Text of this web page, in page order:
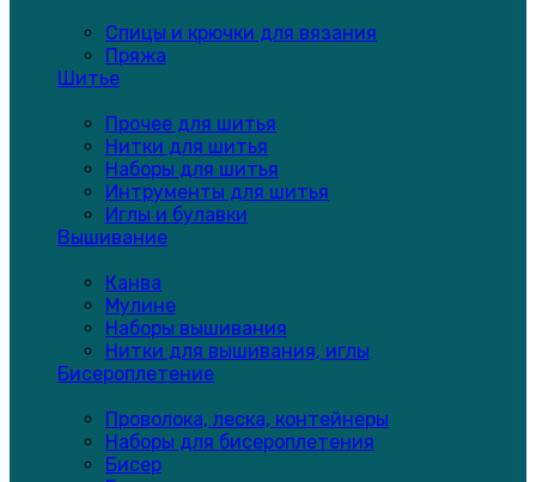
Спицы и крючки для вязания
Пряжа
Шитье
Прочее для шитья
Нитки для шитья
Наборы для шитья
Интрументы для шитья
Иглы и булавки
Вышивание
Канва
Мулине
Наборы вышивания
Нитки для вышивания, иглы
Бисероплетение
Проволока, леска, контейнеры
Наборы для бисероплетения
Бисер